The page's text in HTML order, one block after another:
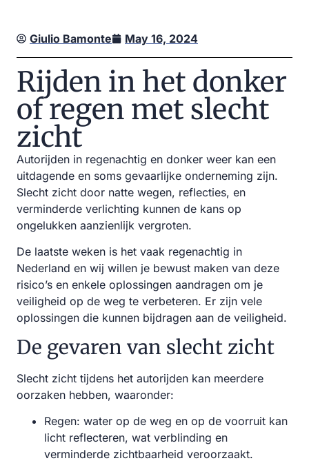
Giulio Bamonte May 16, 2024
Rijden in het donker
of regen met slecht
zicht
Autorijden in regenachtig en donker weer kan een
uitdagende en soms gevaarlijke onderneming zijn.
Slecht zicht door natte wegen, reflecties, en
verminderde verlichting kunnen de kans op
ongelukken aanzienlijk vergroten.
De laatste weken is het vaak regenachtig in
Nederland en wij willen je bewust maken van deze
risico’s en enkele oplossingen aandragen om je
veiligheid op de weg te verbeteren. Er zijn vele
oplossingen die kunnen bijdragen aan de veiligheid.
De gevaren van slecht zicht
Slecht zicht tijdens het autorijden kan meerdere
oorzaken hebben, waaronder:
Regen: water op de weg en op de voorruit kan
licht reflecteren, wat verblinding en
verminderde zichtbaarheid veroorzaakt.